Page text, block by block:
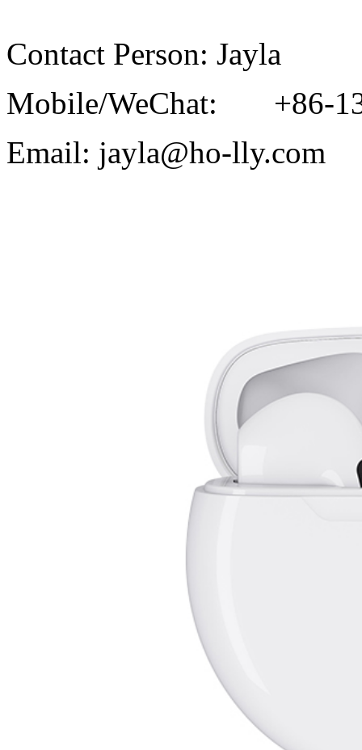
Contact Person: Jayla
Mobile/WeChat: +86-
Email: jayla@ho-lly.com